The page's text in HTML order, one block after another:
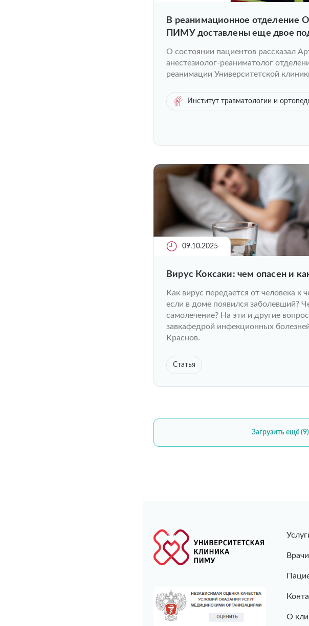
️В реанимационное отделение
ПИМУ доставлены еще двое
О состоянии пациентов рассказал
анестезиолог-реаниматолог
реанимации Университетской
Институт травматологии и
09.10.2025
Вирус Коксаки: чем опасен и
Как вирус передается от человека к
если в доме появился заболевший?
самолечение? На эти и другие
завкафедрой инфекционных
Краснов.
Статья
Загрузить ещё (9)
Врачи
О